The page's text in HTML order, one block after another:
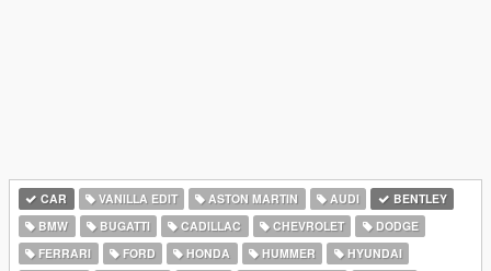
CAR VANILLA EDIT ASTON MARTIN AUDI
BENTLEY
BMW
BUGATTI CADILLAC CHEVROLET
DODGE
FERRARI
FORD HONDA HUMMER
HYUNDAI